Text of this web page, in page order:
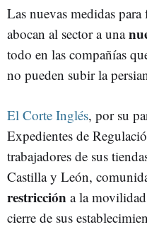
Las nuevas medidas
abocan al sector a una
todo en las compañías
no pueden subir la
El Corte Inglés, por su
Expedientes de
trabajadores de sus
Castilla y León,
restricción a la
cierre de sus